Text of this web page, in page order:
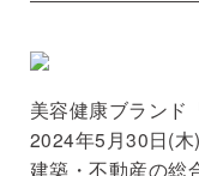
美容健康ブランド
2024年5月30日(木
建築・不動産の総